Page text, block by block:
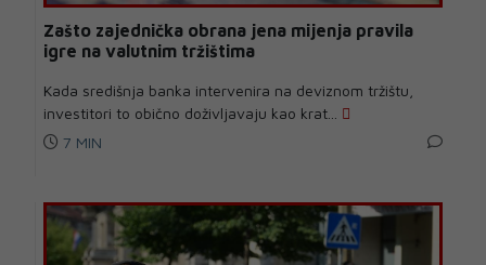
Zašto zajednička obrana jena mijenja pravila
igre na valutnim tržištima
Kada središnja banka intervenira na deviznom tržištu,
investitori to obično doživljavaju kao krat...
7 MIN